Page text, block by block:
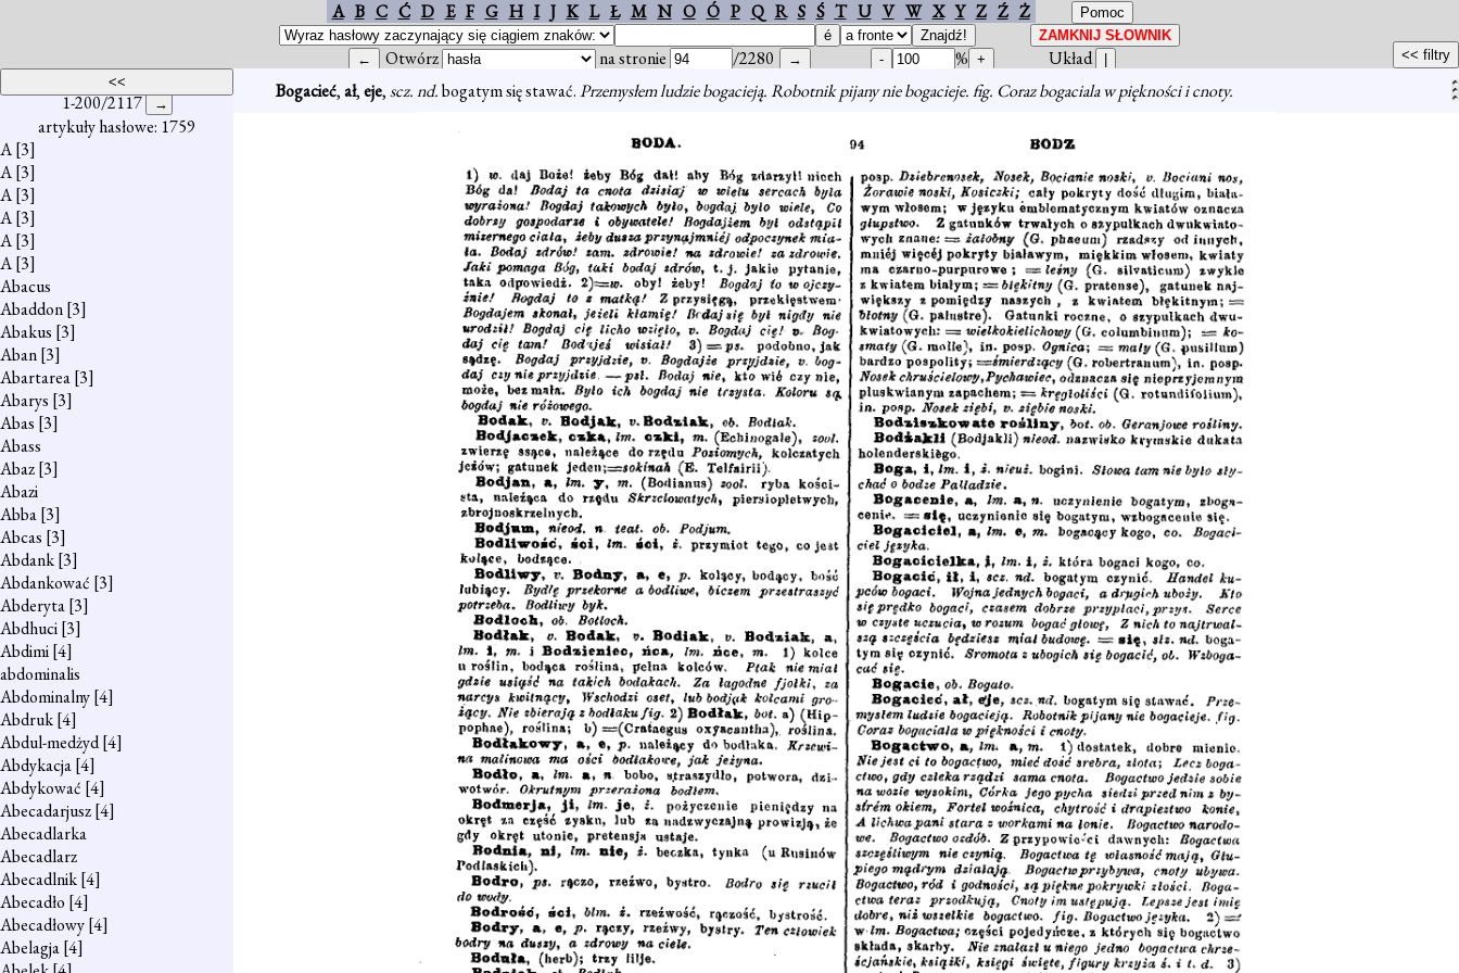
A B C Ć D E F G H I J K L Ł M N O Ó P Q R S Ś T U V W X Y Z Ź Ż
Otwórz na stronie /2280 %
Układ
1-200/2117
artykuły hasłowe: 1759
A[3]
A[3]
A[3]
A[3]
A[3]
A[3]
Abacus
Abaddon[3]
Abakus [3]
Aban[3]
Abartarea[3]
Abarys [3]
Abas [3]
Abass
Abaz[3]
Abazi
Abba[3]
Abcas [3]
Abdank[3]
Abdankować [3]
Abderyta[3]
Abdhuci[3]
Abdimi[4]
abdominalis
Abdominalny[4]
Abdruk[4]
Abdul-medżyd[4]
Abdykacja[4]
Abdykować [4]
Abecadarjusz[4]
Abecadlarka
Abecadlarz
Abecadlnik[4]
Abecadło [4]
Abecadłowy[4]
Abelagja[4]
Bogacieć,ał,eje,scz. nd.bogatym się stawać.Przemysłem ludzie bogacieją. Robotnik pijany nie bogacieje. fig. Coraz bogaciala w piękności i cnoty.